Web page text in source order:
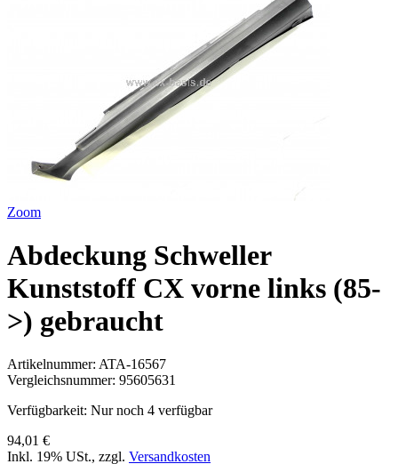
Zoom
Abdeckung Schweller
Kunststoff CX vorne links (85-
>) gebraucht
Artikelnummer: ATA-16567
Vergleichsnummer: 95605631
Verfügbarkeit: Nur noch 4 verfügbar
94,01 €
Inkl. 19% USt., zzgl. Versandkosten